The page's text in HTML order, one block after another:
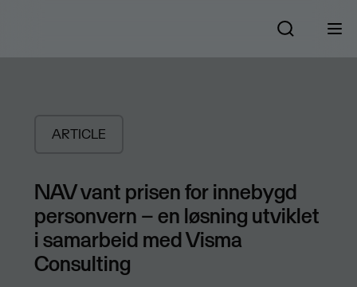
ARTICLE
NAV vant prisen for innebygd
personvern – en løsning utviklet
i samarbeid med Visma
Consulting